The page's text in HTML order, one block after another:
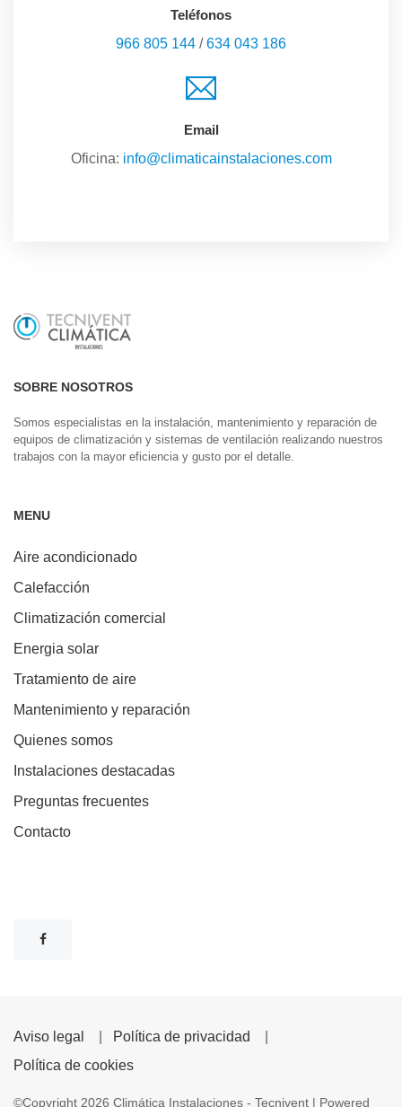
Teléfonos
966 805 144 /634 043 186
Email
Oficina: info@climaticainstalaciones.com
SOBRE NOSOTROS
Somos especialistas en la instalación, mantenimiento y reparación de
equipos de climatización y sistemas de ventilación realizando nuestros
trabajos con la mayor eficiencia y gusto por el detalle.
MENU
Aire acondicionado
Calefacción
Climatización comercial
Energia solar
Tratamiento de aire
Mantenimiento y reparación
Quienes somos
Instalaciones destacadas
Preguntas frecuentes
Contacto
Aviso legal Política de privacidad
Política de cookies
©Copyright 2026 Climática Instalaciones - Tecnivent | Powered